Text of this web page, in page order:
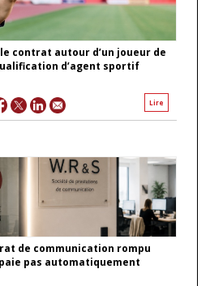
contrat autour d’un joueur de
d’agent sportif
Lire
de communication rompu
pas automatiquement